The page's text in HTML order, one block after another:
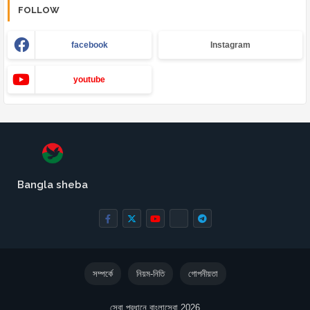
FOLLOW
facebook Instagram
youtube
Bangla sheba
সেবা প্রধানে বাংলাসেবা 2026
সম্পর্কে নিয়ম-নিতি গোপনীয়তা